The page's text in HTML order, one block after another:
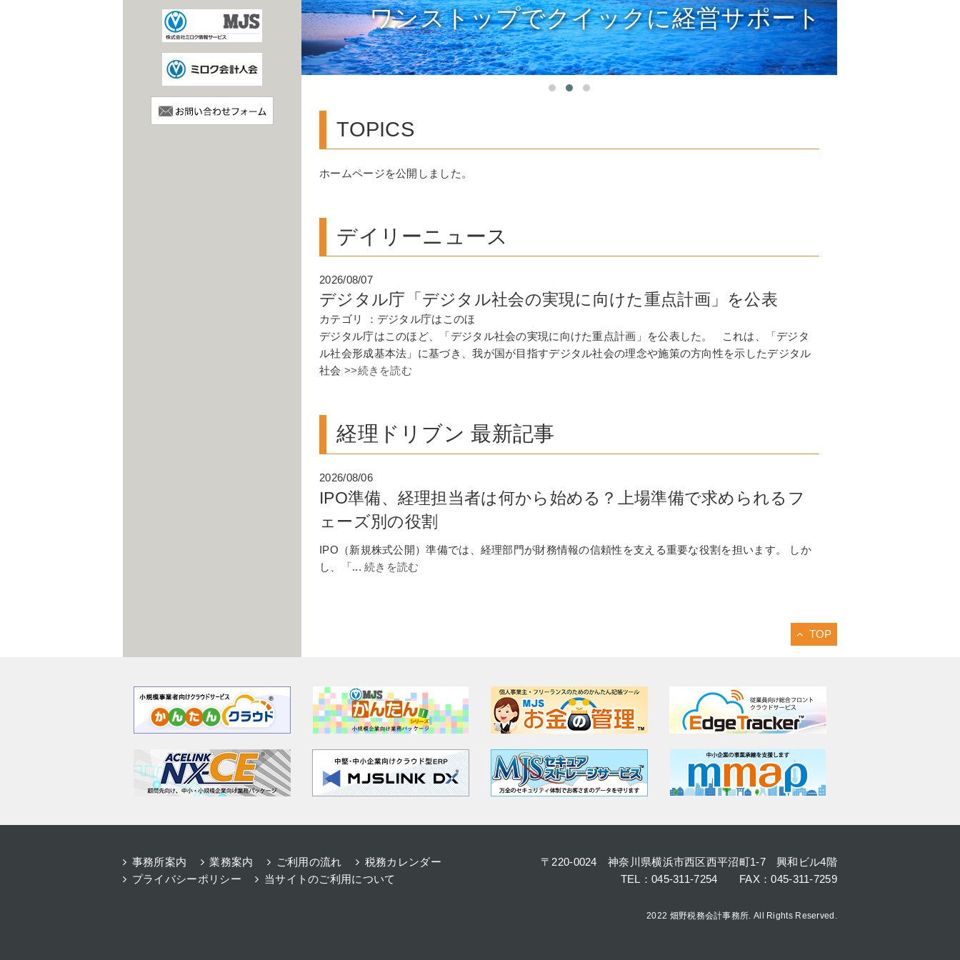
ワンストップでクイックに経営サポート
TOPICS
ホームページを公開しました。
デイリーニュース
2026/08/07
デジタル庁「デジタル社会の実現に向けた重点計画」を公表
カテゴリ ：デジタル庁はこのほ
デジタル庁はこのほど、「デジタル社会の実現に向けた重点計画」を公表した。 これは、「デジタ
ル社会形成基本法」に基づき、我が国が目指すデジタル社会の理念や施策の方向性を示したデジタル
社会 >>続きを読む
経理ドリブン 最新記事
2026/08/06
IPO準備、経理担当者は何から始める？上場準備で求められるフ
ェーズ別の役割
IPO（新規株式公開）準備では、経理部門が財務情報の信頼性を支える重要な役割を担います。 しか
し、「... 続きを読む
TOP
事務所案内 業務案内 ご利用の流れ
税務カレンダー
プライバシーポリシー
当サイトのご利用について
〒220-0024 神奈川県横浜市西区西平沼町1-7 興和ビル4階
TEL：045-311-7254 FAX：045-311-7259
2022 畑野税務会計事務所. All Rights Reserved.